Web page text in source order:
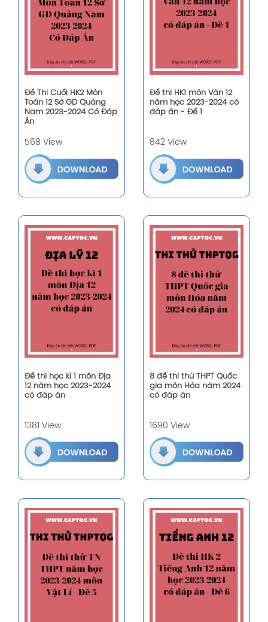
Đề Thi Cuối HK2 Môn
Toán 12 Sở GD Quảng
Nam 2023-2024 Có Đáp
Án
568 View
Đề thi HK1 môn Văn 12
năm học 2023-2024 có
đáp án - Đề 1
842 View
Đề thi học kì 1 môn Địa
12 năm học 2023-2024
có đáp án
1381 View
8 đề thi thử THPT Quốc
gia môn Hóa năm 2024
có đáp án
1690 View